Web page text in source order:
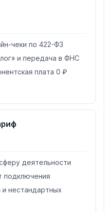
чеки по 422-ФЗ
и передача в ФНС
плата 0 ₽
деятельности
подключения
и нестандартных